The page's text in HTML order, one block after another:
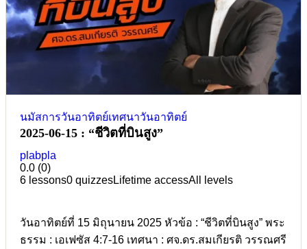
นมัสการวันอาทิตย์เทศนาวันอาทิตย์
2025-06-15 : “ชีวิตที่บินสูง”
plabpla
0.0 (0)
6 lessons0 quizzesLifetime accessAll levels
วันอาทิตย์ที่ 15 มิถุนายน 2025 หัวข้อ : “ชีวิตที่บินสูง” พระ
ธรรม : เอเฟซัส 4:7-16 เทศนา : ศจ.ดร.สมเกียรติ วรรณศรี